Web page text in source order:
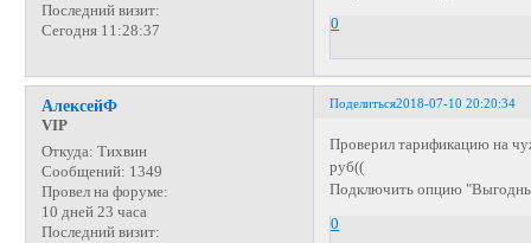
Последний визит:
Сегодня 11:28:37
0
Поделиться2018-07-10 20:20:34
АлексейФ
VIP
Откуда: Тихвин
Сообщений: 1349
Провел на форуме:
10 дней 23 часа
Последний визит:
Проверил тарификацию на
руб((
Подключить опцию
0